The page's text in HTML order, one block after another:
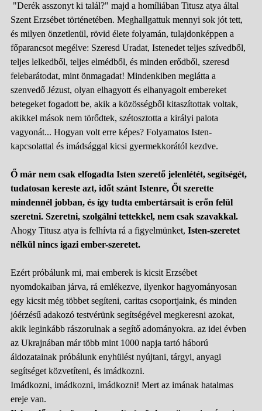
"Derék asszonyt ki talál?" majd a homíliában Titusz atya által
Szent Erzsébet történetében. Meghallgattuk mennyi sok jót tett,
és milyen önzetlenül, rövid élete folyamán, tulajdonképpen a
főparancsot megélve: Szeresd Uradat, Istenedet teljes szívedből,
teljes lelkedből, teljes elmédből, és minden erődből, szeresd
felebarátodat, mint önmagadat! Mindenkiben meglátta a
szenvedő Jézust, olyan elhagyott és elhanyagolt embereket
betegeket fogadott be, akik a közösségből kitaszítottak voltak,
akikkel mások nem törődtek, szétosztotta a királyi palota
vagyonát... Hogyan volt erre képes? Folyamatos Isten-
kapcsolattal és imádsággal kicsi gyermekkorától kezdve.
Ő már nem csak elfogadta Isten szerető jelenlétét, segítségét,
tudatosan kereste azt, időt szánt Istenre, Őt szerette
mindennél jobban, és így tudta embertársait is erőn felül
szeretni. Szeretni, szolgálni tettekkel, nem csak szavakkal.
Ahogy Titusz atya is felhívta rá a figyelmünket, Isten-szeretet
nélkül nincs igazi ember-szeretet.
Ezért próbálunk mi, mai emberek is kicsit Erzsébet
nyomdokaiban járva, rá emlékezve, ilyenkor hagyományosan
egy kicsit még többet segíteni, caritas csoportjaink, és minden
jóérzésű adakozó testvérünk segítségével megkeresni azokat,
akik leginkább rászorulnak a segítő adományokra. az idei évben
az Ukrajnában már több mint 1000 napja tartó háború
áldozatainak próbálunk enyhülést nyújtani, tárgyi, anyagi
segítséget közvetíteni, és imádkozni.
Imádkozni, imádkozni, imádkozni! Mert az imának hatalmas
ereje van.